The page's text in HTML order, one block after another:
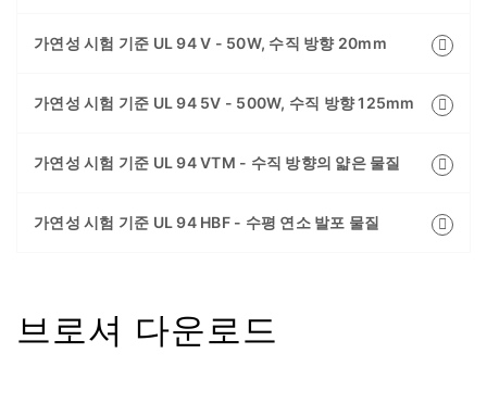
가연성 시험 기준 UL 94 V - 50W, 수직 방향 20mm
가연성 시험 기준 UL 94 5V - 500W, 수직 방향 125mm
가연성 시험 기준 UL 94 VTM - 수직 방향의 얇은 물질
가연성 시험 기준 UL 94 HBF - 수평 연소 발포 물질
브로셔 다운로드